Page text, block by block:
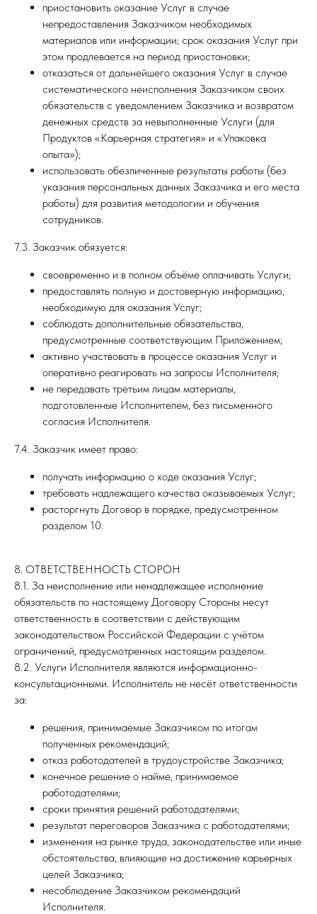
приостановить оказание Услуг в случае
непредоставления Заказчиком необходимых
материалов или информации; срок оказания Услуг при
этом продлевается на период приостановки;
отказаться от дальнейшего оказания Услуг в случае
систематического неисполнения Заказчиком своих
обязательств с уведомлением Заказчика и возвратом
денежных средств за невыполненные Услуги (для
Продуктов «Карьерная стратегия» и «Упаковка
опыта»);
использовать обезличенные результаты работы (без
указания персональных данных Заказчика и его места
работы) для развития методологии и обучения
сотрудников.
7.3. Заказчик обязуется:
своевременно и в полном объёме оплачивать Услуги;
предоставлять полную и достоверную информацию,
необходимую для оказания Услуг;
соблюдать дополнительные обязательства,
предусмотренные соответствующим Приложением;
активно участвовать в процессе оказания Услуг и
оперативно реагировать на запросы Исполнителя;
не передавать третьим лицам материалы,
подготовленные Исполнителем, без письменного
согласия Исполнителя.
7.4. Заказчик имеет право:
получать информацию о ходе оказания Услуг;
требовать надлежащего качества оказываемых Услуг;
расторгнуть Договор в порядке, предусмотренном
разделом 10.
8. ОТВЕТСТВЕННОСТЬ СТОРОН
8.1. За неисполнение или ненадлежащее исполнение
обязательств по настоящему Договору Стороны несут
ответственность в соответствии с действующим
законодательством Российской Федерации с учётом
ограничений, предусмотренных настоящим разделом.
8.2. Услуги Исполнителя являются информационно-
консультационными. Исполнитель не несёт ответственности
за:
решения, принимаемые Заказчиком по итогам
полученных рекомендаций;
отказ работодателей в трудоустройстве Заказчика;
конечное решение о найме, принимаемое
работодателями;
сроки принятия решений работодателями;
результат переговоров Заказчика с работодателями;
изменения на рынке труда, законодательстве или иные
обстоятельства, влияющие на достижение карьерных
целей Заказчика;
несоблюдение Заказчиком рекомендаций
Исполнителя.